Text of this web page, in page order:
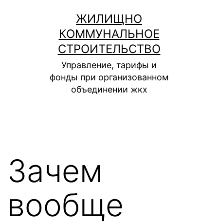
содержимому
ЖИЛИЩНО
КОММУНАЛЬНОЕ
СТРОИТЕЛЬСТВО
Управление, тарифы и
фонды при организованном
объединении жкх
Зачем
вообще